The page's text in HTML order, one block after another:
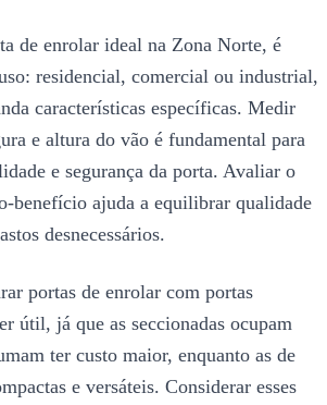
de enrolar ideal na Zona Norte, é
residencial, comercial ou industrial,
características específicas. Medir
e altura do vão é fundamental para
e segurança da porta. Avaliar o
benefício ajuda a equilibrar qualidade
desnecessários.
portas de enrolar com portas
útil, já que as seccionadas ocupam
ter custo maior, enquanto as de
e versáteis. Considerar esses